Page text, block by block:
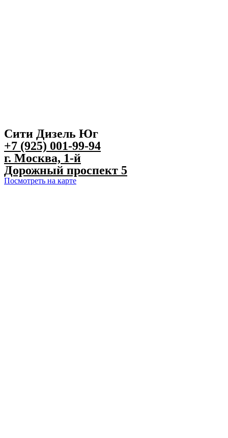
Сити Дизель Юг
+7 (925) 001-99-94
г. Москва, 1-й
Дорожный проспект 5
Посмотреть на карте